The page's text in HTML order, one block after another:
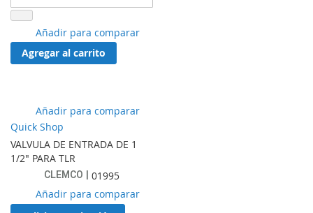
Añadir
a
lista
Añadir para comparar
Agregar al carrito
Añadir
a
de
favoritos
Añadir para comparar
Quick Shop
VALVULA DE ENTRADA DE 1
1/2" PARA TLR
CLEMCO
01995
Añadir
a
Añadir para comparar